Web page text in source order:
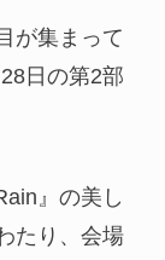
が集まって
日の第2部
』の美し
たり、会場